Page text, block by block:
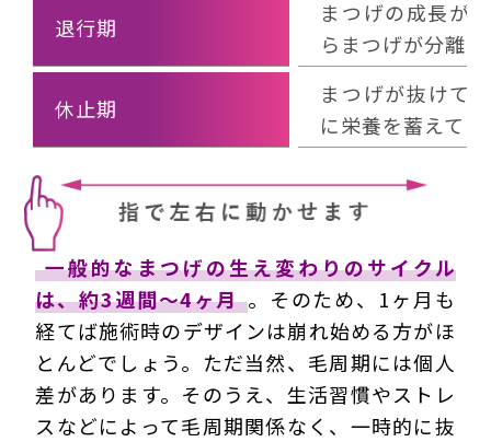
退行期
まつげの成長が
らまつげが分離
休止期
まつげが抜けて
に栄養を蓄えて
一般的なまつげの生え変わりのサイクル
は、約3週間～4ヶ月 。そのため、1ヶ月も
経てば施術時のデザインは崩れ始める方がほ
とんどでしょう。ただ当然、毛周期には個人
差があります。そのうえ、生活習慣やストレ
スなどによって毛周期関係なく、一時的に抜